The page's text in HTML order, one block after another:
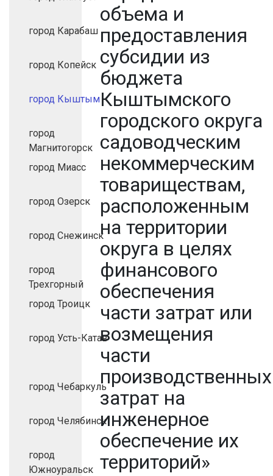
город Карабаш
город Копейск
город Кыштым
город
Магнитогорск
город Миасс
город Озерск
город Снежинск
город
Трехгорный
город Троицк
город Усть-Катав
город Чебаркуль
город Челябинск
город
Южноуральск
объема и
предоставления
субсидии из
бюджета
Кыштымского
городского округа
садоводческим
некоммерческим
товариществам,
расположенным
на территории
округа в целях
финансового
обеспечения
части затрат или
возмещения
части
производственных
затрат на
инженерное
обеспечение их
территорий»